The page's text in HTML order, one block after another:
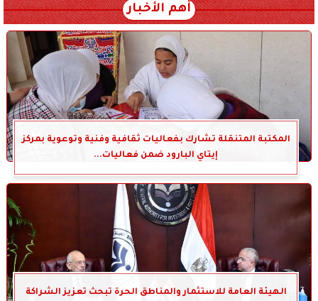
أهم الأخبار
المكتبة المتنقلة تشارك بفعاليات ثقافية وفنية وتوعوية بمركز
إيتاي البارود ضمن فعاليات...
الهيئة العامة للاستثمار والمناطق الحرة تبحث تعزيز الشراكة